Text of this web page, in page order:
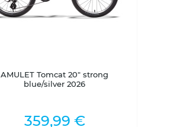
AMULET Tomcat 20" strong
blue/silver 2026
359,99 €